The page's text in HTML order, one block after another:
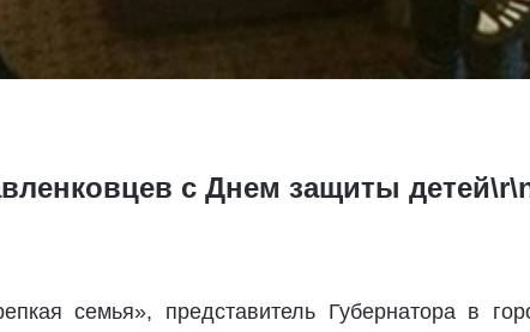
с Днем защиты
семья», представитель Губернатора в